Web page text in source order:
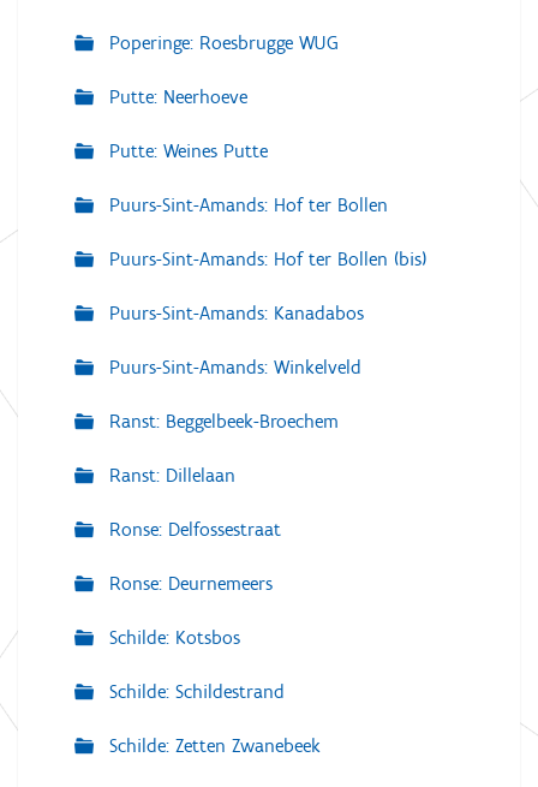
Poperinge: Roesbrugge WUG
Putte: Neerhoeve
Putte: Weines Putte
Puurs-Sint-Amands: Hof ter Bollen
Puurs-Sint-Amands: Hof ter Bollen (bis)
Puurs-Sint-Amands: Kanadabos
Puurs-Sint-Amands: Winkelveld
Ranst: Beggelbeek-Broechem
Ranst: Dillelaan
Ronse: Delfossestraat
Ronse: Deurnemeers
Schilde: Kotsbos
Schilde: Schildestrand
Schilde: Zetten Zwanebeek